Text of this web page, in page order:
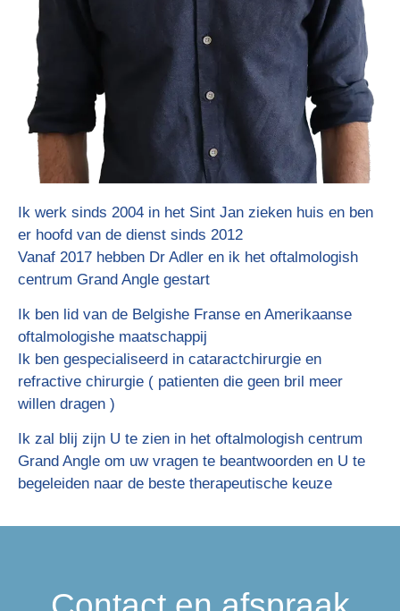
Ik werk sinds 2004 in het Sint Jan zieken huis en ben
er hoofd van de dienst sinds 2012
Vanaf 2017 hebben Dr Adler en ik het oftalmologish
centrum Grand Angle gestart
Ik ben lid van de Belgishe Franse en Amerikaanse
oftalmologishe maatschappij
Ik ben gespecialiseerd in cataractchirurgie en
refractive chirurgie ( patienten die geen bril meer
willen dragen )
Ik zal blij zijn U te zien in het oftalmologish centrum
Grand Angle om uw vragen te beantwoorden en U te
begeleiden naar de beste therapeutische keuze